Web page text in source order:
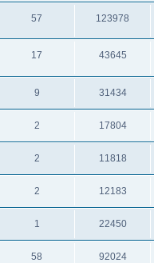
57 123978
17 43645
9 31434
2 17804
2 11818
2 12183
1 22450
58 92024